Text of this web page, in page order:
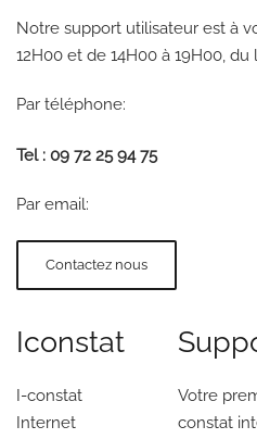
Notre support utilisateur est à
12H00 et de 14H00 à 19H00,
Par téléphone:
Tel : 09 72 25 94 75
Par email:
Contactez nous
Iconstat
I-constat
Internet
Votre
constat